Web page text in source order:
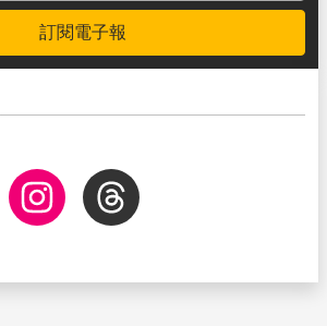
訂閱電子報
InstagramThreads